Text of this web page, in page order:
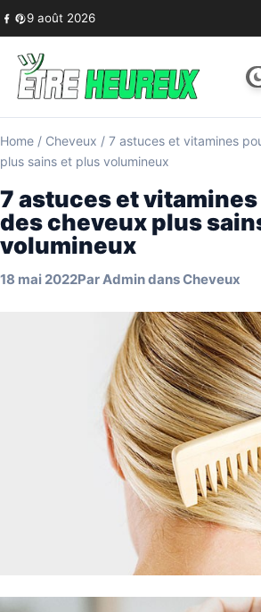
Skip to content
9 août 2026
Home / Cheveux / 7 astuces et vitamines
plus sains et plus volumineux
7 astuces et
des cheveux plus
volumineux
18 mai 2022ParAdmindansCheveux